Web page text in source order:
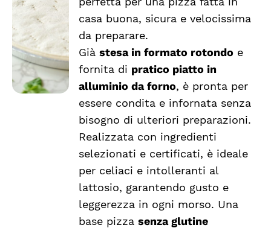
/
DETTAGLI
casa buona, sicura e velocissima
da preparare.
Giàstesa in formato rotondo e
fornita di pratico piatto in
alluminio da forno, è pronta per
essere condita e infornata senza
bisogno di ulteriori preparazioni.
Realizzata con ingredienti
selezionati e certificati, è ideale
per celiaci e intolleranti al
lattosio, garantendo gusto e
leggerezza in ogni morso. Una
base pizzasenza glutine